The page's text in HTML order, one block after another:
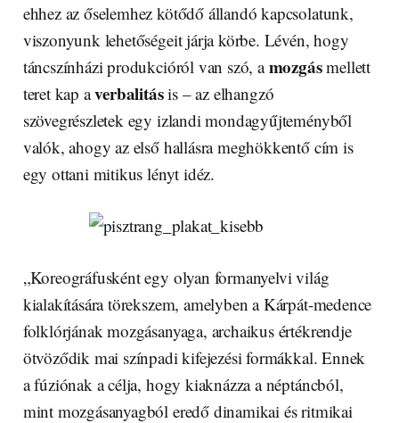
ehhez az őselemhez kötődő állandó kapcsolatunk,
viszonyunk lehetőségeit járja körbe. Lévén, hogy
táncszínházi produkcióról van szó, amozgásmellett
teret kap averbalitásis – az elhangzó
szövegrészletek egy izlandi mondagyűjteményből
valók, ahogy az első hallásra meghökkentő cím is
egy ottani mitikus lényt idéz.
„Koreográfusként egy olyan formanyelvi világ
kialakítására törekszem, amelyben a Kárpát-medence
folklórjának mozgásanyaga, archaikus értékrendje
ötvöződik mai színpadi kifejezési formákkal. Ennek
a fúziónak a célja, hogy kiaknázza a néptáncból,
mint mozgásanyagból eredő dinamikai és ritmikai